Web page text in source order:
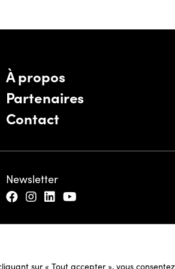
sur « Tout accepter », vous
À propos
Partenaires
Contact
Newsletter